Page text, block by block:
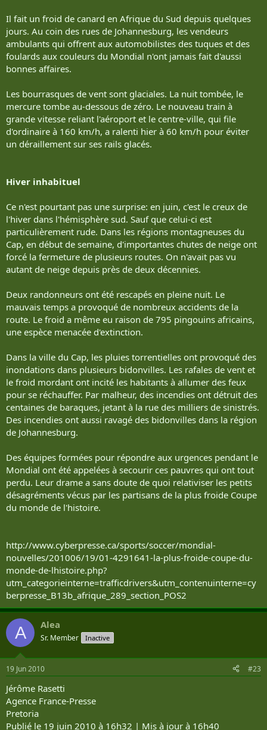
Il fait un froid de canard en Afrique du Sud depuis quelques
jours. Au coin des rues de Johannesburg, les vendeurs
ambulants qui offrent aux automobilistes des tuques et des
foulards aux couleurs du Mondial n'ont jamais fait d'aussi
bonnes affaires.
Les bourrasques de vent sont glaciales. La nuit tombée, le
mercure tombe au-dessous de zéro. Le nouveau train à
grande vitesse reliant l'aéroport et le centre-ville, qui file
d'ordinaire à 160 km/h, a ralenti hier à 60 km/h pour éviter
un déraillement sur ses rails glacés.
Hiver inhabituel
Ce n'est pourtant pas une surprise: en juin, c'est le creux de
l'hiver dans l'hémisphère sud. Sauf que celui-ci est
particulièrement rude. Dans les régions montagneuses du
Cap, en début de semaine, d'importantes chutes de neige ont
forcé la fermeture de plusieurs routes. On n'avait pas vu
autant de neige depuis près de deux décennies.
Deux randonneurs ont été rescapés en pleine nuit. Le
mauvais temps a provoqué de nombreux accidents de la
route. Le froid a même eu raison de 795 pingouins africains,
une espèce menacée d'extinction.
Dans la ville du Cap, les pluies torrentielles ont provoqué des
inondations dans plusieurs bidonvilles. Les rafales de vent et
le froid mordant ont incité les habitants à allumer des feux
pour se réchauffer. Par malheur, des incendies ont détruit des
centaines de baraques, jetant à la rue des milliers de sinistrés.
Des incendies ont aussi ravagé des bidonvilles dans la région
de Johannesburg.
Des équipes formées pour répondre aux urgences pendant le
Mondial ont été appelées à secourir ces pauvres qui ont tout
perdu. Leur drame a sans doute de quoi relativiser les petits
désagréments vécus par les partisans de la plus froide Coupe
du monde de l'histoire.
http://www.cyberpresse.ca/sports/soccer/mondial-
nouvelles/201006/19/01-4291641-la-plus-froide-coupe-du-
monde-de-lhistoire.php?
utm_categorieinterne=trafficdrivers&utm_contenuinterne=cy
berpresse_B13b_afrique_289_section_POS2
A Alea
Sr. Member Inactive
19 Jun 2010 #23
Jérôme Rasetti
Agence France-Presse
Pretoria
Publié le 19 juin 2010 à 16h32 | Mis à jour à 16h40